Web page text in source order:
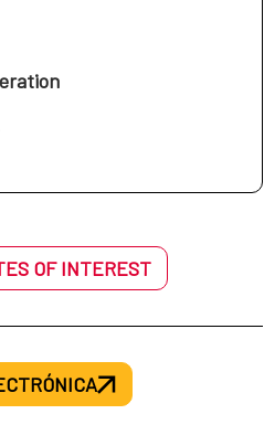
OF INTEREST